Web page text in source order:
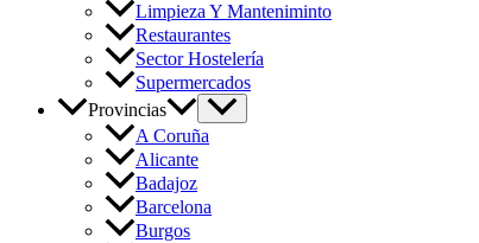
Limpieza Y Manteniminto
Restaurantes
Sector Hostelería
Supermercados
Provincias
A Coruña
Alicante
Badajoz
Barcelona
Burgos